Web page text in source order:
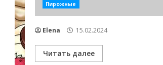
Пирожные
Elena 15.02.2024
Читать далее